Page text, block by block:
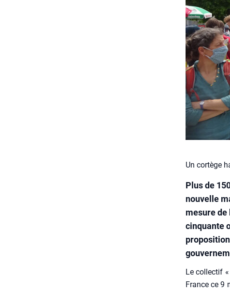
Un cortège
Plus de
nouvelle
mesure de
cinquante
Le col­lec­tif
France ce 9